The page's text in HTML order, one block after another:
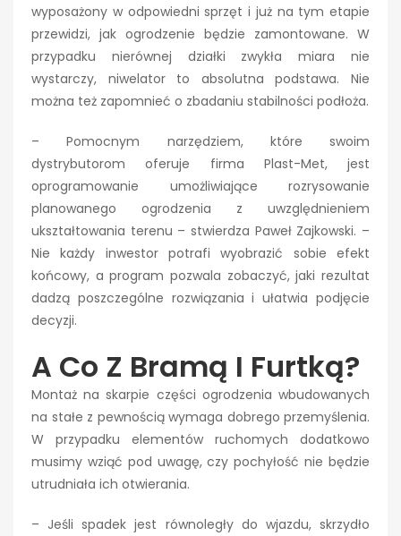
wyposażony w odpowiedni sprzęt i już na tym etapie
przewidzi, jak ogrodzenie będzie zamontowane. W
przypadku nierównej działki zwykła miara nie
wystarczy, niwelator to absolutna podstawa. Nie
można też zapomnieć o zbadaniu stabilności podłoża.
– Pomocnym narzędziem, które swoim
dystrybutorom oferuje firma Plast-Met, jest
oprogramowanie umożliwiające rozrysowanie
planowanego ogrodzenia z uwzględnieniem
ukształtowania terenu – stwierdza Paweł Zajkowski. –
Nie każdy inwestor potrafi wyobrazić sobie efekt
końcowy, a program pozwala zobaczyć, jaki rezultat
dadzą poszczególne rozwiązania i ułatwia podjęcie
decyzji.
A Co Z Bramą I Furtką?
Montaż na skarpie części ogrodzenia wbudowanych
na stałe z pewnością wymaga dobrego przemyślenia.
W przypadku elementów ruchomych dodatkowo
musimy wziąć pod uwagę, czy pochyłość nie będzie
utrudniała ich otwierania.
– Jeśli spadek jest równoległy do wjazdu, skrzydło